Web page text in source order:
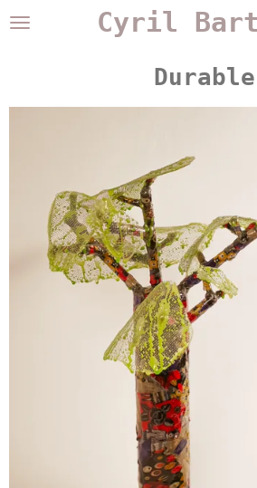
Passer
Cyril
Durable